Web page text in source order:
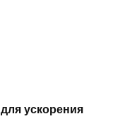
ускорения